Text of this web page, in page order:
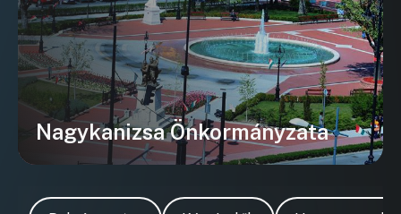
Nagykanizsa Önkormányzata